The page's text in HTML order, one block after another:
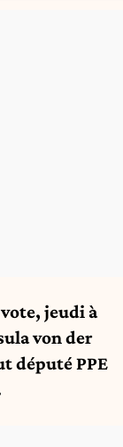
jeudi à
von der
député PPE